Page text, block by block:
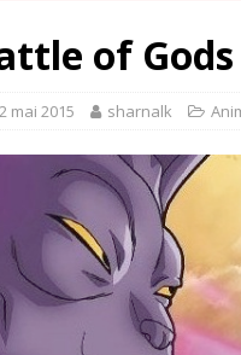
of Gods
2 mai 2015 sharnalk